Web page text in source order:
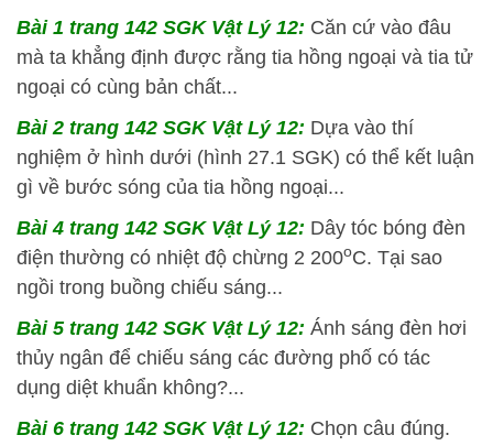
Bài 1 trang 142 SGK Vật Lý 12: Căn cứ vào đâu
mà ta khẳng định được rằng tia hồng ngoại và tia tử
ngoại có cùng bản chất...
Bài 2 trang 142 SGK Vật Lý 12: Dựa vào thí
nghiệm ở hình dưới (hình 27.1 SGK) có thể kết luận
gì về bước sóng của tia hồng ngoại...
Bài 4 trang 142 SGK Vật Lý 12: Dây tóc bóng đèn
điện thường có nhiệt độ chừng 2 200oC. Tại sao
ngồi trong buồng chiếu sáng...
Bài 5 trang 142 SGK Vật Lý 12: Ánh sáng đèn hơi
thủy ngân để chiếu sáng các đường phố có tác
dụng diệt khuẩn không?...
Bài 6 trang 142 SGK Vật Lý 12: Chọn câu đúng.